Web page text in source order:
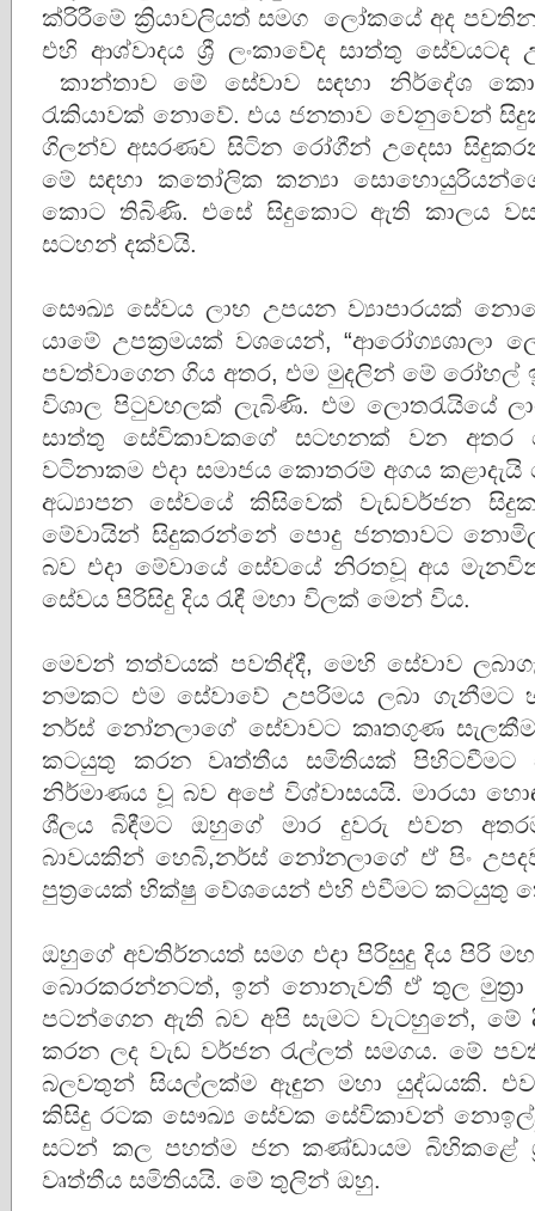
ක්රිරීමේ ක්‍රියාවලියත් සමග ලෝකයේ අද
එහි ආශ්වාදය ශ්‍රී ලංකාවේද සාත්තු
කාන්තාව මේ සේවාව සඳහා නිර්දේශ
රැකියාවක් නොවේ. එය ජනතාව වෙනුවෙන්
ගිලන්ව අසරණව සිටින රෝගීන් උදෙසා
මේ සඳහා කතෝලික කන්‍යා
කොට තිබිණි. එසේ සිදුකොට ඇති කාලය
සටහන් දක්වයි.
සෞඛ්‍ය සේවය ලාභ උපයන ව්‍යාපාරයක්
යාමේ උපක්‍රමයක් වශයෙන්, “ආරෝග්‍යශාලා
පවත්වාගෙන ගිය අතර, එම මුදලින් මේ
විශාල පිටුවහලක් ලැබිණි. එම ලොතරැයියේ
සාත්තු සේවිකාවකගේ සටහනක් වන අතර
වටිනාකම එදා සමාජය කොතරම් අගය
අධ්‍යාපන සේවයේ කිසිවෙක් වැඩවර්ජන
මේවායින් සිදුකරන්නේ පොදු ජනතාවට
බව එදා මේවායේ සේවයේ නිරතවූ අය
සේවය පිරිසිදු දිය රැඳී මහා විලක් මෙන් විය.
මෙවන් තත්වයක් පවතිද්දී, මෙහි සේවාව
නමකට එම සේවාවේ උපරිමය ලබා
නර්ස් නෝනලාගේ සේවාවට කෘතගුණ
කටයුතු කරන වෘත්තීය සමිතියක්
නිර්මාණය වූ බව අපේ විශ්වාසයයි. මාරයා
ශීලය බිඳීමට ඔහුගේ මාර දුවරු එවන
බාවයකින් හෙබි,නර්ස් නෝනලාගේ ඒ පිං
පුත්‍රයෙක් භික්ෂු වේශයෙන් එහි එවීමට කටයුතු
ඔහුගේ අවතිර්නයත් සමග එදා පිරිසුදු දිය පිරි
බොරකරන්නටත්, ඉන් නොනැවතී ඒ තුල
පටන්ගෙන ඇති බව අපි සැමට වැටහුනේ,
කරන ලද වැඩ වර්ජන රැල්ලත් සමගය. මේ
බලවතුන් සියල්ලක්ම ඈඳුන මහා යුද්ධයකි.
කිසිදු රටක සෞඛ්‍ය සේවක සේවිකාවන් නොඉල්ලූ
සටන් කල පහත්ම ජන කණ්ඩායම බිහිකළේ ශ්‍රී
වෘත්තීය සමිතියයි. මේ තුලින් ඔහු.